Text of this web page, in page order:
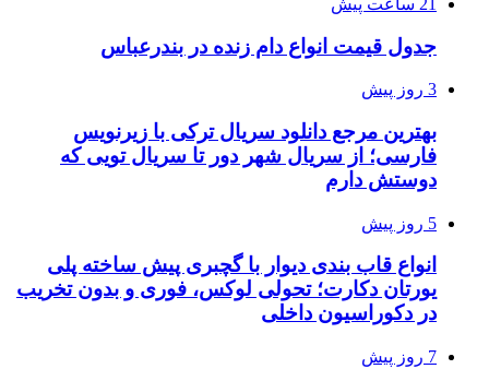
جدول قیمت انواع دام زنده در بندرعباس
3 روز پیش
بهترین مرجع دانلود سریال ترکی با زیرنویس
فارسی؛ از سریال شهر دور تا سریال تویی که
دوستش دارم
5 روز پیش
انواع قاب بندی دیوار با گچبری پیش ساخته پلی
یورتان دکارت؛ تحولی لوکس، فوری و بدون تخریب
در دکوراسیون داخلی
7 روز پیش